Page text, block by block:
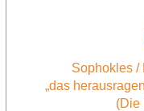
Sophokles /
„das
(Die